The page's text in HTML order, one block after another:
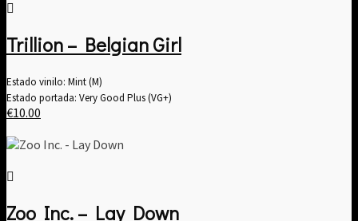
Trillion – Belgian Girl
Estado vinilo: Mint (M)
Estado portada: Very Good Plus (VG+)
€10.00
Zoo Inc. – Lay Down